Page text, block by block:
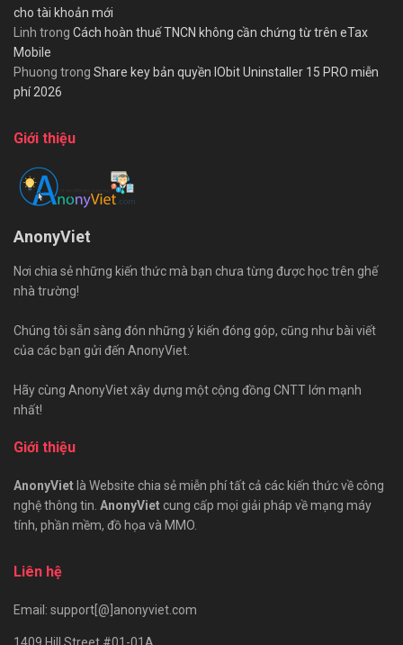
cho tài khoản mới
Linh trong Cách hoàn thuế TNCN không cần chứng từ trên eTax
Mobile
Phuong trong Share key bản quyền IObit Uninstaller 15 PRO miễn
phí 2026
Giới thiệu
AnonyViet
Nơi chia sẻ những kiến thức mà bạn chưa từng được học trên ghế
nhà trường!
Chúng tôi sẵn sàng đón những ý kiến đóng góp, cũng như bài viết
của các bạn gửi đến AnonyViet.
Hãy cùng AnonyViet xây dựng một cộng đồng CNTT lớn mạnh
nhất!
Giới thiệu
AnonyViet là Website chia sẻ miễn phí tất cả các kiến thức về công
nghệ thông tin. AnonyViet cung cấp mọi giải pháp về mạng máy
tính, phần mềm, đồ họa và MMO.
Liên hệ
Email: support[@]anonyviet.com